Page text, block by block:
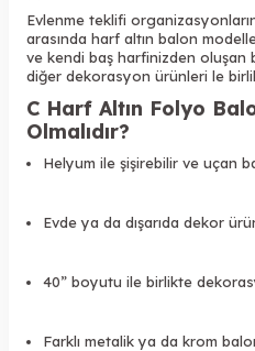
Evlenme teklifi
arasında harf altın balon
ve kendi baş harfinizden oluşan
diğer dekorasyon ürünleri le
C Harf Altın Folyo
Olmalıdır?
Helyum ile şişirebilir ve uçan
Evde ya da dışarıda dekor
40” boyutu ile birlikte
Farklı metalik ya da krom